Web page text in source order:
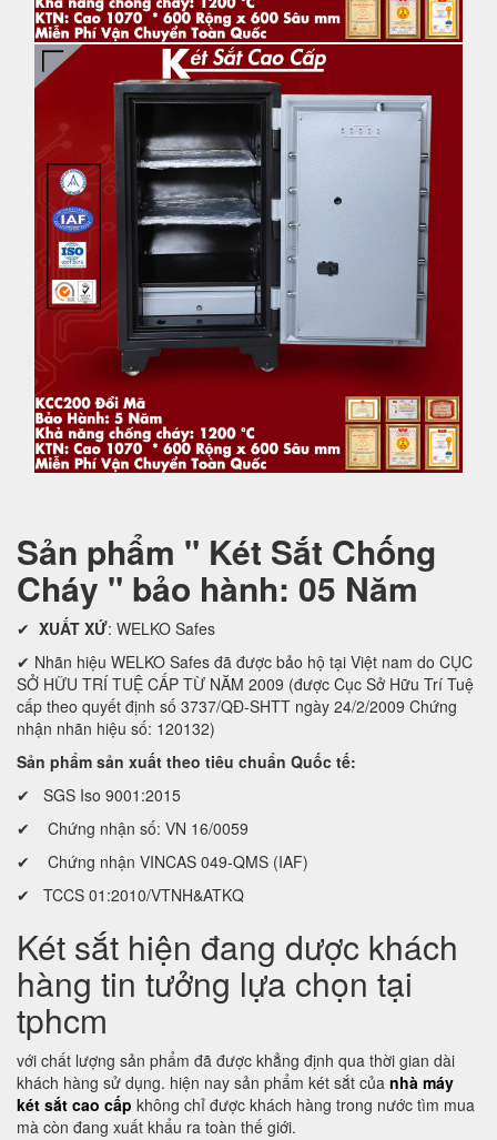
Sản phẩm " Két Sắt Chống
Cháy " bảo hành: 05 Năm
✔ XUẤT XỨ: WELKO Safes
✔ Nhãn hiệu WELKO Safes đã được bảo hộ tại Việt nam do CỤC
SỞ HỮU TRÍ TUỆ CẤP TỪ NĂM 2009 (được Cục Sở Hữu Trí Tuệ
cấp theo quyết định số 3737/QĐ-SHTT ngày 24/2/2009 Chứng
nhận nhãn hiệu số: 120132)
Sản phẩm sản xuất theo tiêu chuẩn Quốc tế:
✔ SGS Iso 9001:2015
✔ Chứng nhận số: VN 16/0059
✔ Chứng nhận VINCAS 049-QMS (IAF)
✔ TCCS 01:2010/VTNH&ATKQ
Két sắt hiện đang dược khách
hàng tin tưởng lựa chọn tại
tphcm
với chất lượng sản phẩm đã được khẳng định qua thời gian dài
khách hàng sử dụng. hiện nay sản phẩm két sắt của nhà máy
két sắt cao cấp không chỉ được khách hàng trong nước tìm mua
mà còn đang xuất khẩu ra toàn thế giới.